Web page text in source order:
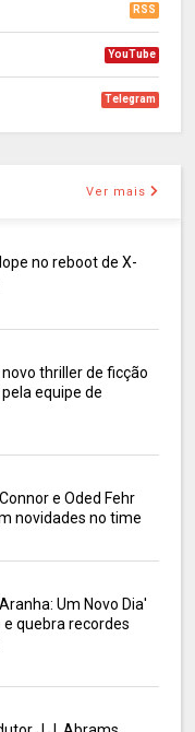
RSS
YouTube
Telegram
Ver mais
no reboot de X-
thriller de ficção
equipe de
e Oded Fehr
novidades no time
Um Novo Dia'
quebra recordes